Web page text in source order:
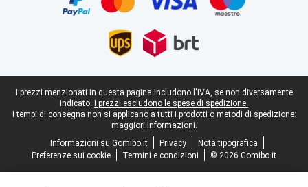
Piè di pagina legale
I prezzi menzionati in questa pagina includono l'IVA, se non diversamente
indicato.
I prezzi escludono le spese di spedizione.
I tempi di consegna non si applicano a tutti i prodotti o metodi di spedizione:
maggiori informazioni.
Informazioni su Gomibo.it
Privacy
Nota tipografica
Preferenze sui cookie
Termini e condizioni © 2026 Gomibo.it